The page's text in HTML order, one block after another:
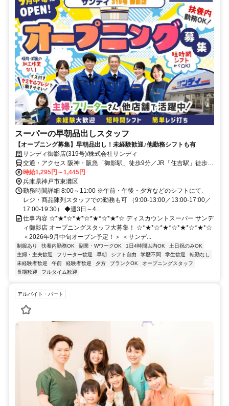
スーパーの早朝品出しスタッフ
【オープニング募集】早朝品出し！未経験歓迎♪他勤務シフトも有
サンディ御影店(319号)/株式会社サンディ
交通・アクセス 阪神・阪急「御影駅」徒歩9分／JR「住吉駅」徒歩
10分/自転車通勤可
時給1,295円～1,445円
兵庫県神戸市東灘区
勤務時間詳細 8:00～11:00 ※午前・午後・夕方などのシフトにて、
レジ・商品陳列スタッフでの勤務も可 （9:00-13:00／13:00-17:00／
17:00-19:30） ◆週3日～4...
仕事内容 ☆*★*☆*★*☆*★*☆*★*☆ ディスカウントスーパー サンデ
ィ御影店 オープニングスタッフ大募集！ ☆*★*☆*★*☆*★*☆*★*☆
＜2026年9月中旬オープン予定！＞ ＜サンデ...
制服あり 扶養内勤務OK 副業・WワークOK 1日4時間以内OK
土日祝のみOK
主婦・主夫歓迎
フリーター歓迎 早朝 シフト自由 学歴不問 学生歓迎
転勤なし
未経験者歓迎
午前 経験者歓迎 夕方 ブランクOK
オープニングスタッフ
長期歓迎
フルタイム歓迎
アルバイト・パート